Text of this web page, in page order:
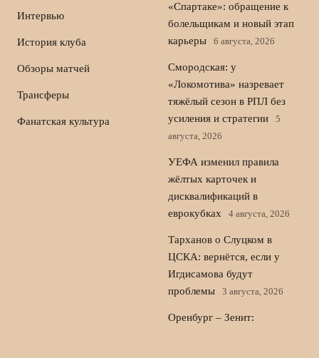
Интервью
История клуба
Обзоры матчей
Трансферы
Фанатская культура
«Спартаке»: обращение к
болельщикам и новый этап
карьеры
6 августа, 2026
Смородская: у
«Локомотива» назревает
тяжёлый сезон в РПЛ без
усиления и стратегии
5
августа, 2026
УЕФА изменил правила
жёлтых карточек и
дисквалификаций в
еврокубках
4 августа, 2026
Тарханов о Слуцком в
ЦСКА: вернётся, если у
Игдисамова будут
проблемы
3 августа, 2026
Оренбург – Зенит: